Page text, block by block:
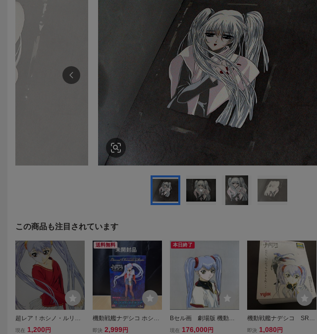
この商品も注目されています
超レア！ホシノ・ルリ
機動戦艦ナデシコ、星野
現在 1,200 円
送料無料
機動戦艦ナデシコ ホシノ
ルリ プレミアムフィギュ
即決 2,999円
本日終了
Bセル画 劇場版 機動戦
艦ナデシコ 其の302
現在 176,000 円
機動戦艦ナデシコ SRフ
ィギュア ホシノルリ
即決 1,080 円